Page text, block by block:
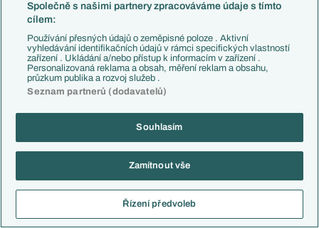
Manchester United
AC Milán
Juventus FC
Bayern Mnichov
FC Barcelona
Real Madrid
Copyright © 2001-2026 EuroFotbal.cz. Využíváme zpravodajství ČTK.
Informace o zpracování osobních údajů
Společně s našimi partnery zpracováváme údaje s tímto
cílem:
Používání přesných údajů o zeměpisné poloze . Aktivní
vyhledávání identifikačních údajů v rámci specifických vlastností
zařízení . Ukládání a/nebo přístup k informacím v zařízení .
Personalizovaná reklama a obsah, měření reklam a obsahu,
průzkum publika a rozvoj služeb .
Seznam partnerů (dodavatelů)
Souhlasím
Zamítnout vše
Řízení předvoleb